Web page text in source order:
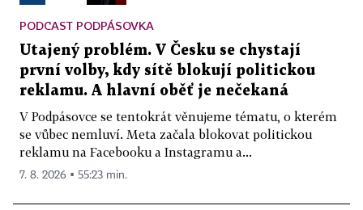
PODCAST PODPÁSOVKA
Utajený problém. V Česku se chystají
první volby, kdy sítě blokují politickou
reklamu. A hlavní oběť je nečekaná
V Podpásovce se tentokrát věnujeme tématu, o kterém
se vůbec nemluví. Meta začala blokovat politickou
reklamu na Facebooku a Instagramu a...
7. 8. 2026 ▪ 55:23 min.